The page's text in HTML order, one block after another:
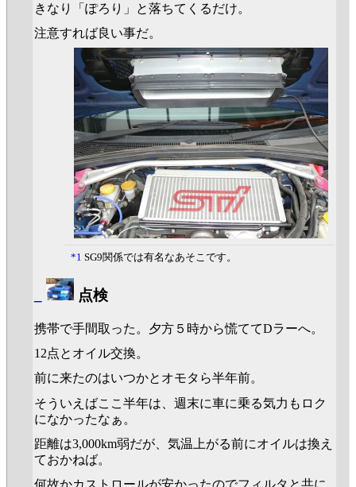
きなり「ぽろり」と落ちてくるだけ。
注意すれば良い事だ。
*1 SG9関係では有名なあそこです。
点検
携帯で手間取った。夕方５時から慌ててDラーへ。
12点とオイル交換。
前に来たのはいつかとオモタら半年前。
そういえばここ半年は、週末に車に乗る気力もロク
になかったなぁ。
距離は3,000km弱だが、気温上がる前にオイルは換え
ておかねば。
何故かカストロールが安かったのでフィルタと共に